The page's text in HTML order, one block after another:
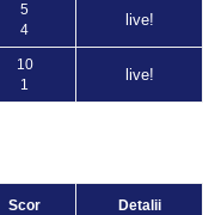
5
4
live!
10
1
live!
Scor Detalii